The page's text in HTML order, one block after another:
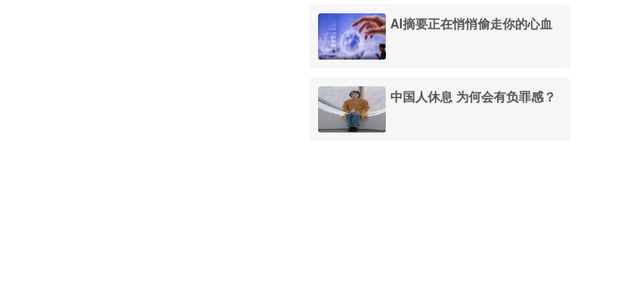
AI摘要正在悄悄偷走你的心血
中国人休息 为何会有负罪感？